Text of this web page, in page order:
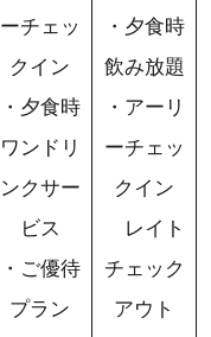
ーチェッ
クイン
・夕食時
ワンドリ
ンクサー
ビス
・ご優待
プラン
・夕食時
飲み放題
・アーリ
ーチェッ
クイン
レイト
チェック
アウト